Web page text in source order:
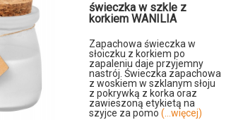
świeczka w szkle z
korkiem WANILIA
Zapachowa świeczka w
słoiczku z korkiem po
zapaleniu daje przyjemny
nastrój. Świeczka zapachowa
z woskiem w szklanym słoju
z pokrywką z korka oraz
zawieszoną etykietą na
szyjce za pomo (...więcej)